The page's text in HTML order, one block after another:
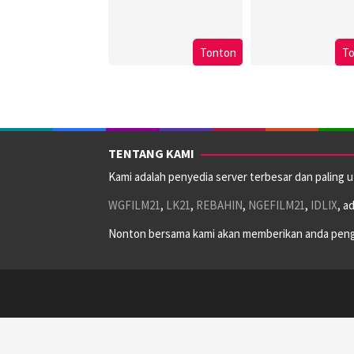
Tonton
TENTANG KAMI
Kami adalah penyedia server terbesar dan
WGFILM21, LK21, REBAHIN, NGEFILM21, IDLIX,
Nonton bersama kami akan memberikan anda